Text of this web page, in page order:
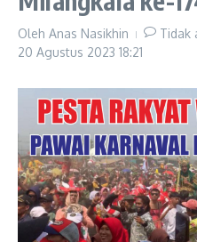
Oleh Anas Nasikhin
Tidak
20 Agustus 2023 18:21